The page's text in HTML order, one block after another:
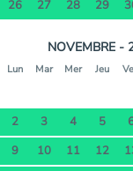
26
27 28 29
NOVEMBRE -
Lun Mar Mer Jeu
2
3 4 5
9
10 11 12